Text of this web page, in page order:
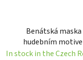
Benátská maska
hudebním
In stock in the Czech